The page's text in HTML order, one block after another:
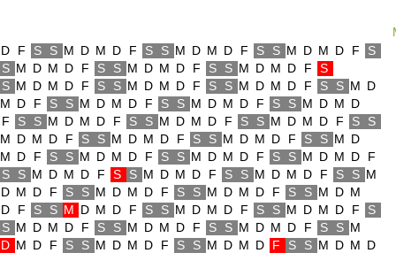
D F S S M D M D F S S M D M D F S S M D M D F
S
S M D M D F S S M D M D F S S M D M D F
S
S M D M D F S S M D M D F S S M D M D F S S M D
M D F S S M D M D F S S M D M D F S S M D M D
F
S S M D M D F S S M D M D F S S M D M D F S
S
M D M D F S S M D M D F S S M D M D F S S M D
M D F S S M D M D F S S M D M D F S S M D M D
F
S
S M D M D F S S M D M D F S S M D M D F S S M
D M D F S S M D M D F S S M D M D F S S M D M
D
F S S M D M D F S S M D M D F S S M D M D F
S
S M D M D F S S M D M D F S S M D M D F S S M
D M D F S S M D M D F S S M D M D F S S M D M D